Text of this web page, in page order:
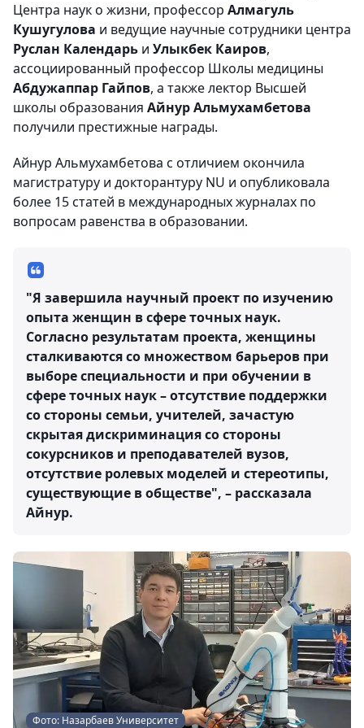
Центра наук о жизни, профессор Алмагуль
Кушугулова и ведущие научные сотрудники центра
Руслан Календарь и Улыкбек Каиров,
ассоциированный профессор Школы медицины
Абдужаппар Гайпов, а также лектор Высшей
школы образования Айнур Альмухамбетова
получили престижные награды.
Айнур Альмухамбетова с отличием окончила
магистратуру и докторантуру NU и опубликовала
более 15 статей в международных журналах по
вопросам равенства в образовании.
"Я завершила научный проект по изучению
опыта женщин в сфере точных наук.
Согласно результатам проекта, женщины
сталкиваются со множеством барьеров при
выборе специальности и при обучении в
сфере точных наук – отсутствие поддержки
со стороны семьи, учителей, зачастую
скрытая дискриминация со стороны
сокурсников и преподавателей вузов,
отсутствие ролевых моделей и стереотипы,
существующие в обществе", – рассказала
Айнур.
Фото: Назарбаев Университет